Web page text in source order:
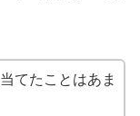
てたことはあま